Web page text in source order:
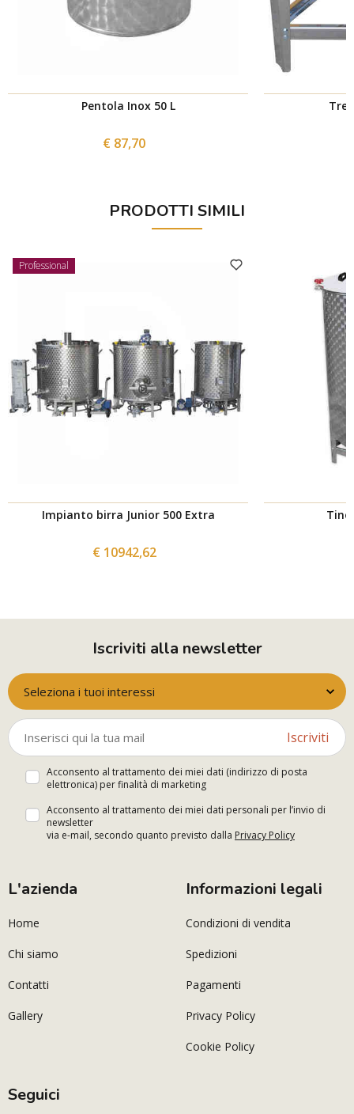
Pentola Inox 50 L
€ 87,70
PRODOTTI SIMILI
Professional
Impianto birra Junior 500 Extra
€ 10942,62
Tino
Iscriviti alla newsletter
Seleziona i tuoi interessi
Iscriviti
Acconsento al trattamento dei miei dati (indirizzo di posta
elettronica) per finalità di marketing
Acconsento al trattamento dei miei dati personali per l’invio di
newsletter
via e-mail, secondo quanto previsto dalla Privacy Policy
L'azienda
Home
Chi siamo
Contatti
Gallery
Informazioni legali
Condizioni di vendita
Spedizioni
Pagamenti
Privacy Policy
Cookie Policy
Seguici